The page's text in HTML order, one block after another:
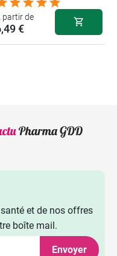
partir de
€
et de nos offres
boîte mail.
Envoyer